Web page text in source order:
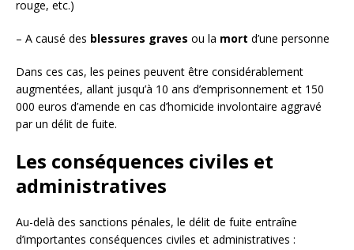
rouge, etc.)
– A causé des blessures graves ou la mort d’une personne
Dans ces cas, les peines peuvent être considérablement
augmentées, allant jusqu’à 10 ans d’emprisonnement et 150
000 euros d’amende en cas d’homicide involontaire aggravé
par un délit de fuite.
Les conséquences civiles et
administratives
Au-delà des sanctions pénales, le délit de fuite entraîne
d’importantes conséquences civiles et administratives :